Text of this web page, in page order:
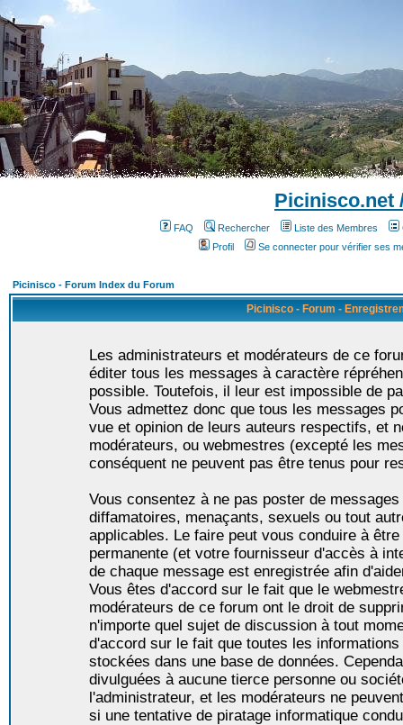
Picinisco.net
FAQ Rechercher Liste des Membres
Profil
Se connecter pour vérifier ses
Picinisco - Forum Index du Forum
Picinisco - Forum -
Les administrateurs et modérateurs de ce
éditer tous les messages à caractère
possible. Toutefois, il leur est impossible de
Vous admettez donc que tous les messages
vue et opinion de leurs auteurs respectifs, et
modérateurs, ou webmestres (excepté les
conséquent ne peuvent pas être tenus pour
Vous consentez à ne pas poster de
diffamatoires, menaçants, sexuels ou tout
applicables. Le faire peut vous conduire à
permanente (et votre fournisseur d'accès à
de chaque message est enregistrée afin
Vous êtes d'accord sur le fait que le
modérateurs de ce forum ont le droit de
n'importe quel sujet de discussion à tout
d'accord sur le fait que toutes les
stockées dans une base de données.
divulguées à aucune tierce personne ou
l'administrateur, et les modérateurs ne
si une tentative de piratage informatique